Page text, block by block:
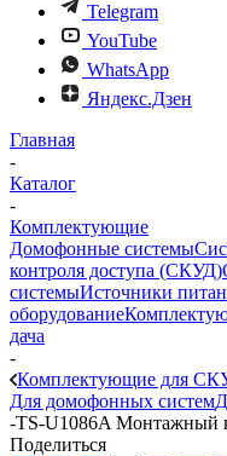
Telegram
YouTube
WhatsApp
Яндекс.Дзен
Главная
-
Каталог
-
Комплектующие
Домофонные системы
контроля доступа (СКУД)
системыИсточники
оборудование
дача
-
Комплектующие для
Для домофонных систем
-TS-U1086A Монтажный
Поделиться